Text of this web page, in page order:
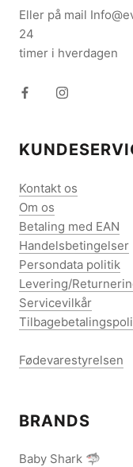
Eller på mail
24
timer i hverdagen
Kontakt os
Om os
Betaling med EAN
Handelsbetingelser
Persondata politik
Levering/
Servicevilkår
Fødevarestyrelsen
BRANDS
Baby Shark 🦈